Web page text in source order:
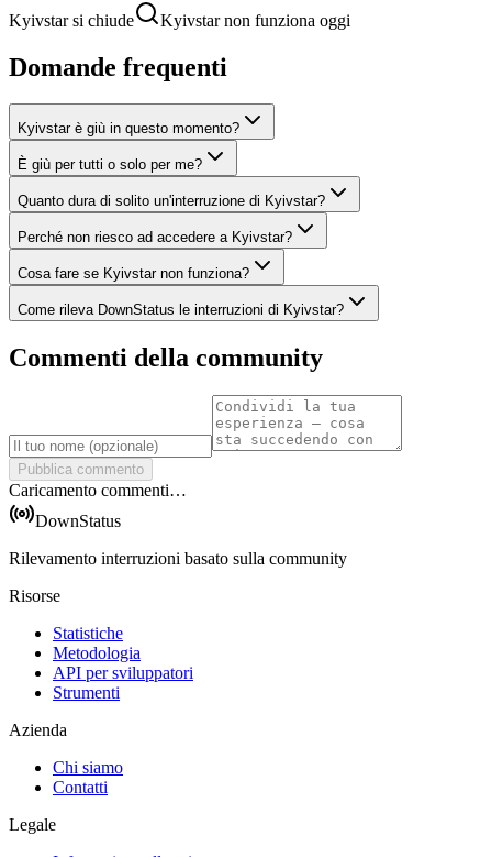
Kyivstar si chiude
Kyivstar non funziona oggi
Domande frequenti
Kyivstar è giù in questo momento?
È giù per tutti o solo per me?
Quanto dura di solito un'interruzione di Kyivstar?
Perché non riesco ad accedere a Kyivstar?
Cosa fare se Kyivstar non funziona?
Come rileva DownStatus le interruzioni di Kyivstar?
Commenti della community
Pubblica commento
Caricamento commenti…
DownStatus
Rilevamento interruzioni basato sulla community
Risorse
Statistiche
Metodologia
API per sviluppatori
Strumenti
Azienda
Chi siamo
Contatti
Legale